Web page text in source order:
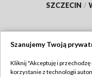
SZCZECIN /
Szanujemy Twoją
Kliknij "Akceptuję i
korzystanie z technologii